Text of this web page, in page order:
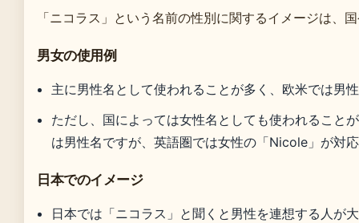
「ニコラス」という名前の性別に関するイメージは、
男女の使用例
主に男性名として使われることが多く、欧米では男
ただし、国によっては女性名としても使われること
は男性名ですが、英語圏では女性の「Nicole」が対
日本でのイメージ
日本では「ニコラス」と聞くと男性を連想する人が